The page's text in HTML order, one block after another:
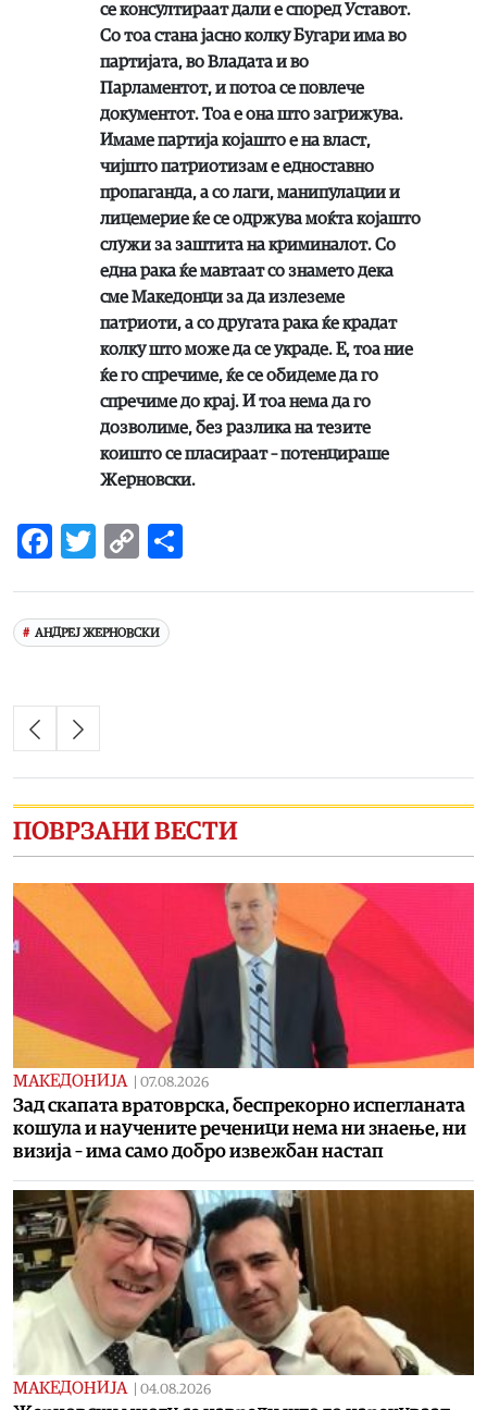
се консултираат дали е според Уставот.
Со тоа стана јасно колку Бугари има во
партијата, во Владата и во
Парламентот, и потоа се повлече
документот. Тоа е она што загрижува.
Имаме партија којашто е на власт,
чијшто патриотизам е едноставно
пропаганда, а со лаги, манипулации и
лицемерие ќе се одржува моќта којашто
служи за заштита на криминалот. Со
една рака ќе мавтаат со знамето дека
сме Македонци за да излеземе
патриоти, а со другата рака ќе крадат
колку што може да се украде. Е, тоа ние
ќе го спречиме, ќе се обидеме да го
спречиме до крај. И тоа нема да го
дозволиме, без разлика на тезите
коишто се пласираат – потенцираше
Жерновски.
Facebook
Twitter
Copy
АНДРЕЈ ЖЕРНОВСКИ
ПОВРЗАНИ ВЕСТИ
МАКЕДОНИЈА 07.08.2026
Зад скапата вратоврска, беспрекорно испегланата
кошула и научените реченици нема ни знаење, ни
визија – има само добро извежбан настап
МАКЕДОНИЈА 04.08.2026